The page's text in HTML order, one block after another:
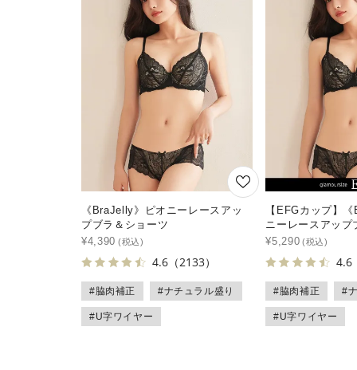
《BraJelly》ピオニーレースアッ
プブラ＆ショーツ
¥4,390
4.6 （2133）
#脇肉補正 #ナチュラル盛り
#U字ワイヤー
【EFGカップ】
ニーレースアップ
¥5,290
4.6
#脇肉補正 #
#U字ワイヤー